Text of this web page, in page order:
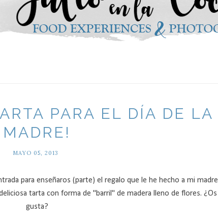
PARA EL DÍA DE LA
MADRE!
MAYO 05, 2013
para enseñaros (parte) el regalo que le he hecho a mi madre
tarta con forma de "barril" de madera lleno de flores. ¿Os
gusta?